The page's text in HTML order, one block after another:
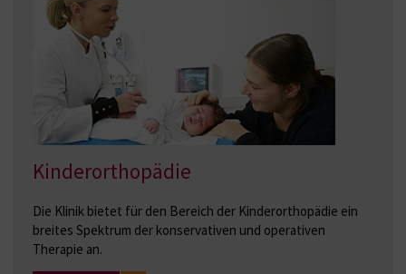
Kinderorthopädie
Die Klinik bietet für den Bereich der Kinderorthopädie ein
breites Spektrum der konservativen und operativen
Therapie an.